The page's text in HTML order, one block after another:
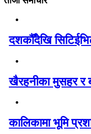
दशकौँदेखि
खैरहनीका मुसहर र
कालिकामा भूमि